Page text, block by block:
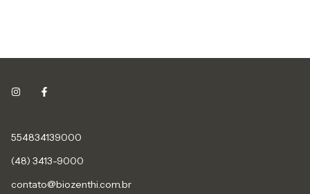
554834139000
(48) 3413-9000
contato@biozenthi.com.br